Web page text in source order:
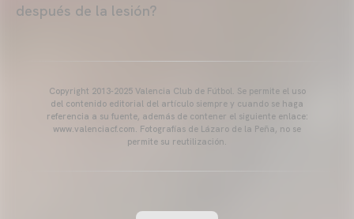
después de la lesión?
Copyright 2013-2025 Valencia Club de Fútbol. Se permite el uso
del contenido editorial del artículo siempre y cuando se haga
referencia a su fuente, además de contener el siguiente enlace:
www.valenciacf.com. Fotografías de Lázaro de la Peña, no se
permite su reutilización.